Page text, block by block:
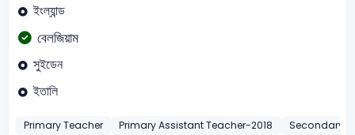
ইংল্যান্ড
বেলজিয়াম
সুইডেন
ইতালি
Primary Teacher Primary Assistant Teacher-2018 Secondary